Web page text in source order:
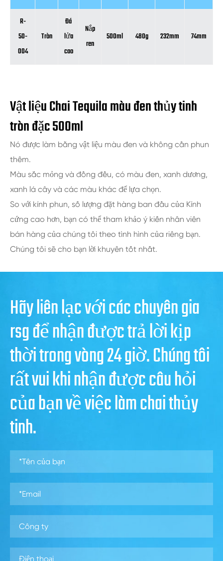
R-
50-
004
Tròn
Đá
lửa
cao
Nắp
ren
500ml 480g 232mm 74mm
Vật liệu Chai Tequila màu đen thủy tinh
tròn đặc 500ml
Nó được làm bằng vật liệu màu đen và không cần phun
thêm.
Màu sắc mỏng và đồng đều, có màu đen, xanh dương,
xanh lá cây và các màu khác để lựa chọn.
So với kính phun, số lượng đặt hàng ban đầu của Kính
cứng cao hơn, bạn có thể tham khảo ý kiến nhân viên
bán hàng của chúng tôi theo tình hình của riêng bạn.
Chúng tôi sẽ cho bạn lời khuyên tốt nhất.
Hãy liên lạc với các chuyên gia
rsg để nhận được trả lời kịp
thời trong vòng 24 giờ. Chúng tôi
rất vui khi nhận được câu hỏi
của bạn về việc làm chai thủy
tinh.